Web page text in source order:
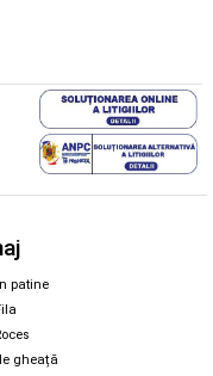
patine
gheață